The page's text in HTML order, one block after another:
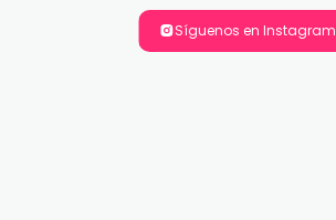
Síguenos en Instagram